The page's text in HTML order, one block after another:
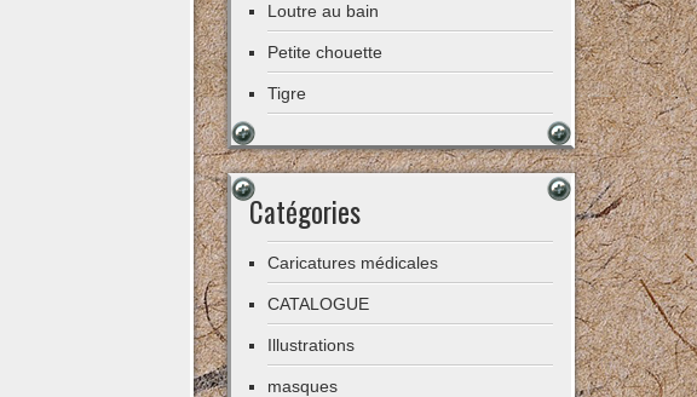
Loutre au bain
Petite chouette
Tigre
Catégories
Caricatures médicales
CATALOGUE
Illustrations
masques